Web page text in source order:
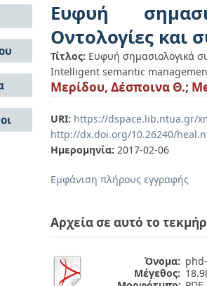
Ευφυή
Οντολογίες και
Τίτλος: Ευφυή σημασιολογικά
Intelligent semantic
Μερίδου, Δέσποινα Θ.;
URI: https://dspace.lib.ntua.gr/
http://dx.doi.org/10.26240/
Ημερομηνία: 2017-02-06
Εμφάνιση πλήρους εγγραφής
Αρχεία σε αυτό το
Όνομα:
Μέγεθος: